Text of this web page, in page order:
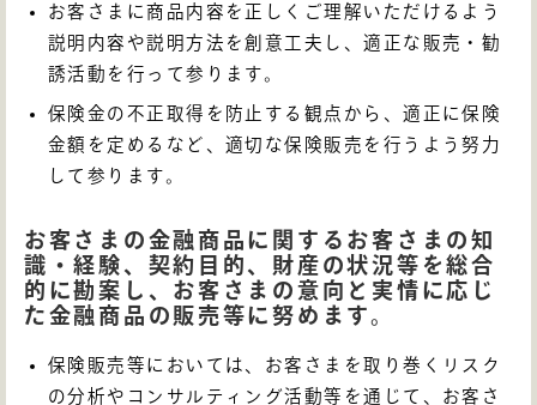
お客さまに商品内容を正しくご理解いただけるよう
説明内容や説明方法を創意工夫し、適正な販売・勧
誘活動を行って参ります。
保険金の不正取得を防止する観点から、適正に保険
金額を定めるなど、適切な保険販売を行うよう努力
して参ります。
お客さまの金融商品に関するお客さまの知
識・経験、契約目的、財産の状況等を総合
的に勘案し、お客さまの意向と実情に応じ
た金融商品の販売等に努めます。
保険販売等においては、お客さまを取り巻くリスク
の分析やコンサルティング活動等を通じて、お客さ